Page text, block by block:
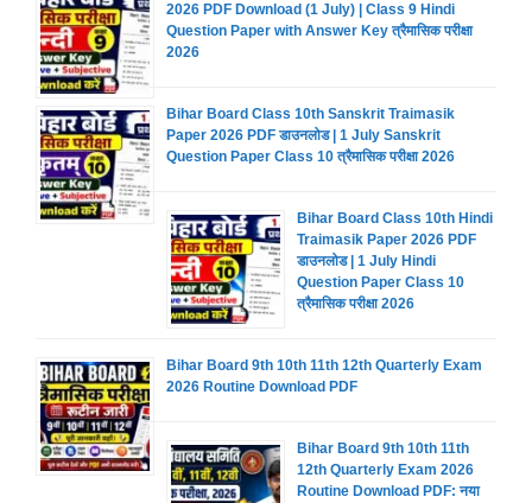
2026 PDF Download (1 July) | Class 9 Hindi
Question Paper with Answer Key त्रैमासिक परीक्षा
2026
Bihar Board Class 10th Sanskrit Traimasik
Paper 2026 PDF डाउनलोड | 1 July Sanskrit
Question Paper Class 10 त्रैमासिक परीक्षा 2026
Bihar Board Class 10th Hindi
Traimasik Paper 2026 PDF
डाउनलोड | 1 July Hindi
Question Paper Class 10
त्रैमासिक परीक्षा 2026
Bihar Board 9th 10th 11th 12th Quarterly Exam
2026 Routine Download PDF
Bihar Board 9th 10th 11th
12th Quarterly Exam 2026
Routine Download PDF: नया